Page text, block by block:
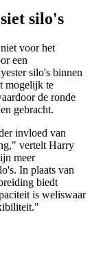
silo's
voor het
een
silo's binnen
mogelijk te
de ronde
gebracht.
invloed van
vertelt Harry
meer
In plaats van
biedt
is weliswaar